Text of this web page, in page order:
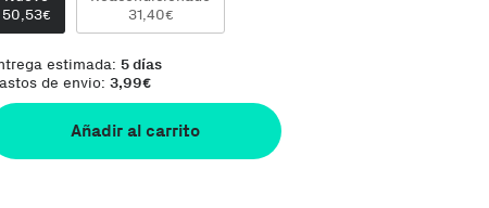
50,53€
31,40€
estimada: 5 días
de envio: 3,99€
Añadir al carrito